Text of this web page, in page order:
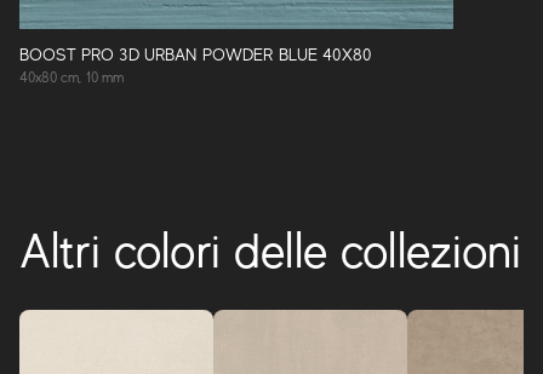
BOOST PRO 3D URBAN POWDER BLUE 40X80
40x80 cm, 10 mm
Altri colori delle collezioni